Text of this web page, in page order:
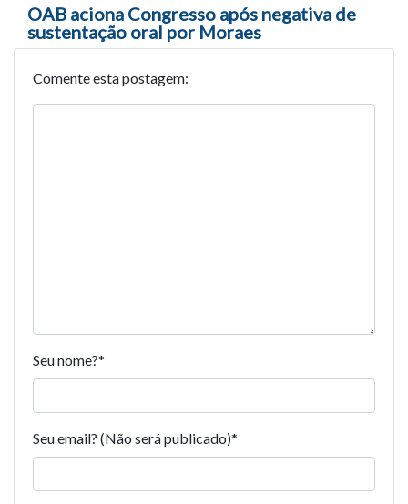
OAB aciona Congresso após negativa de
sustentação oral por Moraes
Comente esta postagem:
Seu nome?*
Seu email? (Não será publicado)*